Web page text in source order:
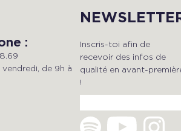
:
vendredi, de 9h à
Inscris-toi afin de
recevoir des infos de
qualité en avant-
!